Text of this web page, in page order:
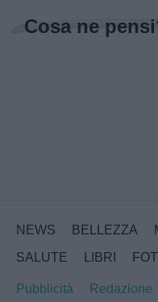
Cosa ne
NEWS BELLEZZA
SALUTE
LIBRI
Pubblicità Redazione